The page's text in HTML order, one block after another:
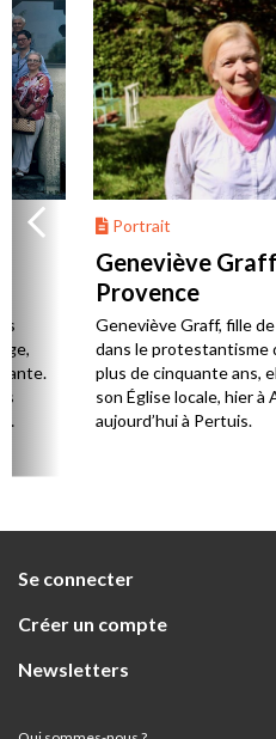
Portrait
Geneviève
Provence
Geneviève Graff, fille
dans le protestantisme
plus de cinquante ans,
son Église locale, hier
aujourd’hui à Pertuis.
Se connecter
Créer un compte
Newsletters